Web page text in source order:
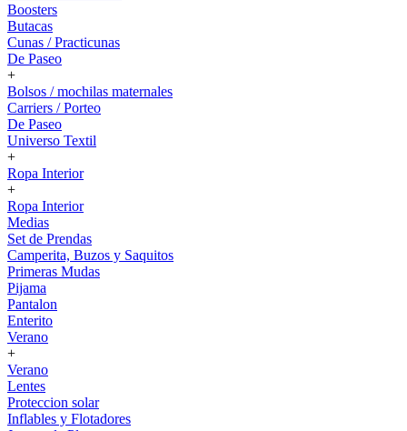
Boosters
Butacas
Cunas / Practicunas
De Paseo
+
Bolsos / mochilas maternales
Carriers / Porteo
De Paseo
Universo Textil
+
Ropa Interior
+
Ropa Interior
Medias
Set de Prendas
Camperita, Buzos y Saquitos
Primeras Mudas
Pijama
Pantalon
Enterito
Verano
+
Verano
Lentes
Proteccion solar
Inflables y Flotadores